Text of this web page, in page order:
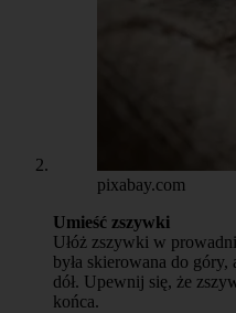
pixabay.com
Umieść zszywki
Ułóż zszywki w
była skierowana do
dół. Upewnij się, że
końca.